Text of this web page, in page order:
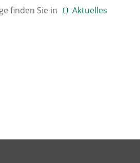
finden Sie in Aktuelles